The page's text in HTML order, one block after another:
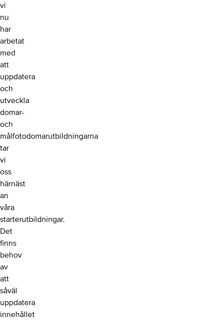
vi
nu
har
arbetat
med
att
uppdatera
och
utveckla
domar-
och
målfotodomarutbildningarna
tar
vi
oss
härnäst
an
våra
starterutbildningar.
Det
finns
behov
av
att
såväl
uppdatera
innehållet